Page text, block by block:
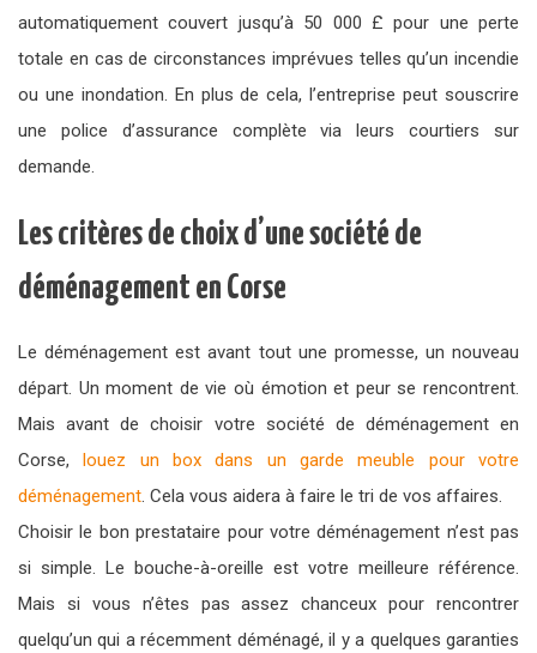
automatiquement couvert jusqu’à 50 000 £ pour une perte
totale en cas de circonstances imprévues telles qu’un incendie
ou une inondation. En plus de cela, l’entreprise peut souscrire
une police d’assurance complète via leurs courtiers sur
demande.
Les critères de choix d’une société de
déménagement en Corse
Le déménagement est avant tout une promesse, un nouveau
départ. Un moment de vie où émotion et peur se rencontrent.
Mais avant de choisir votre société de déménagement en
Corse,
louez un box dans un garde meuble pour votre
déménagement. Cela vous aidera à faire le tri de vos affaires.
Choisir le bon prestataire pour votre déménagement n’est pas
si simple. Le bouche-à-oreille est votre meilleure référence.
Mais si vous n’êtes pas assez chanceux pour rencontrer
quelqu’un qui a récemment déménagé, il y a quelques garanties